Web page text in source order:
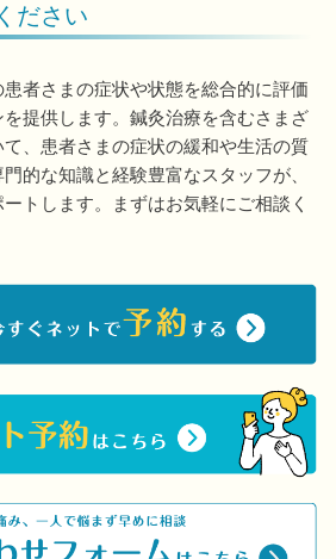
ださい
者さまの症状や状態を総合的に評価
提供します。鍼灸治療を含むさまざ
、患者さまの症状の緩和や生活の質
的な知識と経験豊富なスタッフが、
トします。まずはお気軽にご相談く